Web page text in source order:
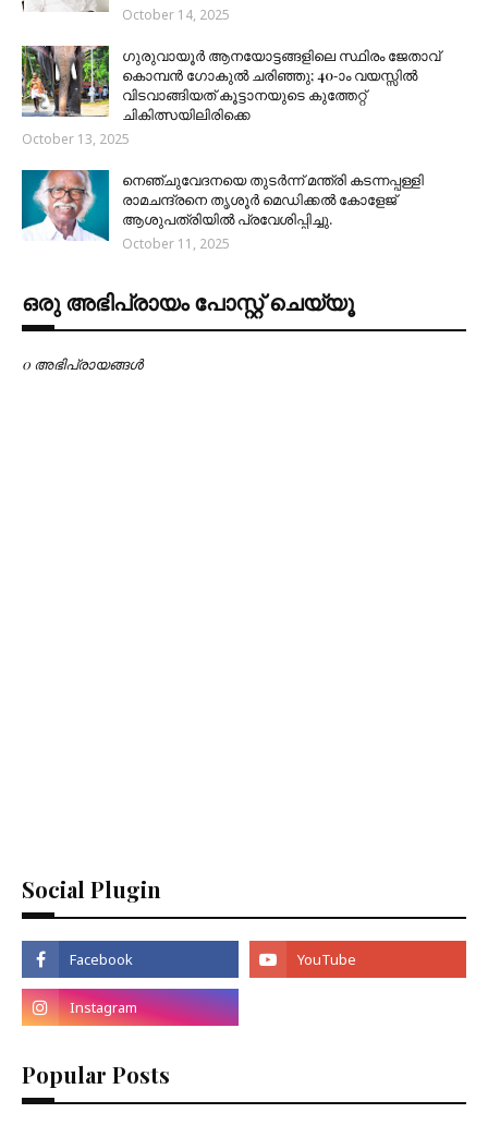
October 14, 2025
ഗുരുവായൂർ ആനയോട്ടങ്ങളിലെ സ്ഥിരം ജേതാവ്
കൊമ്പൻ ഗോകുൽ ചരിഞ്ഞു; 40-ാം വയസ്സിൽ
വിടവാങ്ങിയത് കൂട്ടാനയുടെ കുത്തേറ്റ്
ചികിത്സയിലിരിക്കെ
October 13, 2025
നെഞ്ചുവേദനയെ തുടർന്ന് മന്ത്രി കടന്നപ്പള്ളി
രാമചന്ദ്രനെ തൃശൂർ മെഡിക്കൽ കോളേജ്
ആശുപത്രിയിൽ പ്രവേശിപ്പിച്ചു.
October 11, 2025
ഒരു അഭിപ്രായം പോസ്റ്റ് ചെയ്യൂ
0 അഭിപ്രായങ്ങള്‍
Social Plugin
Popular Posts